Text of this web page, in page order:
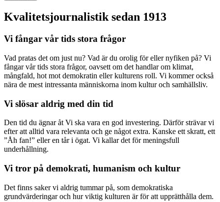
Kvalitetsjournalistik sedan 1913
Vi fångar vår tids stora frågor
Vad pratas det om just nu? Vad är du orolig för eller nyfiken på? Vi
fångar vår tids stora frågor, oavsett om det handlar om klimat,
mångfald, hot mot demokratin eller kulturens roll. Vi kommer också
nära de mest intressanta människorna inom kultur och samhällsliv.
Vi slösar aldrig med din tid
Den tid du ägnar åt Vi ska vara en god investering. Därför strävar vi
efter att alltid vara relevanta och ge något extra. Kanske ett skratt, ett
”Åh fan!” eller en tår i ögat. Vi kallar det för meningsfull
underhållning.
Vi tror på demokrati, humanism och kultur
Det finns saker vi aldrig tummar på, som demokratiska
grundvärderingar och hur viktig kulturen är för att upprätthålla dem.